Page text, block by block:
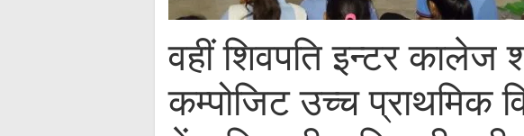
वहीं शिवपति इन्टर कालेज
कम्पोजिट उच्च प्राथमिक